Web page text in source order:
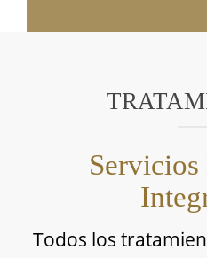
Servicios
Todos los